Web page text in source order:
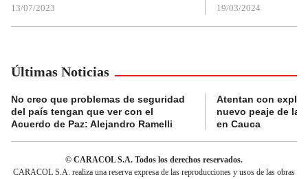
13/07/2023 19/03/2024
Últimas Noticias
No creo que problemas de seguridad
del país tengan que ver con el
Acuerdo de Paz: Alejandro Ramelli
Atentan con
nuevo peaje de la
en Cauca
© CARACOL S.A. Todos los derechos reservados.
CARACOL S.A. realiza una reserva expresa de las reproducciones y usos de las obras